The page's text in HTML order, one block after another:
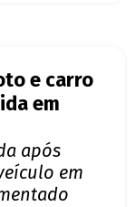
e carro
em
após
em